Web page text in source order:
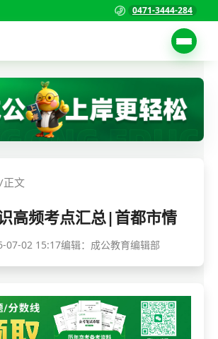
0471-3444-284
首页
国家公务员考试
警察/辅警考试
教师资格/教师编制
国企/银行考试
/正文
高频考点汇总|首都市情
07-02 15:17编辑：成公教育编辑部